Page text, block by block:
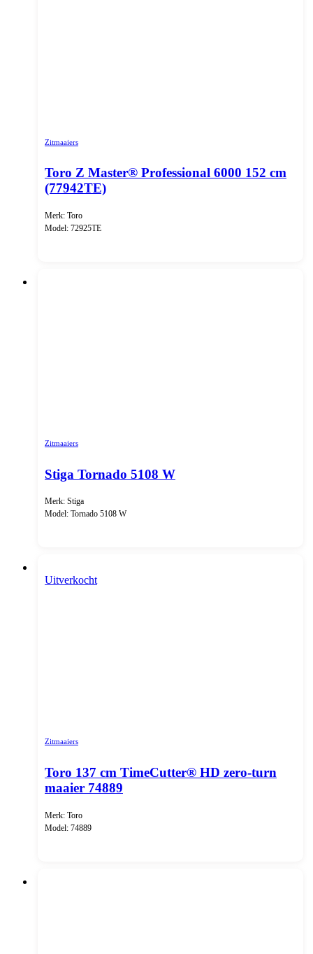
Zitmaaiers
Toro Z Master® Professional 6000 152 cm
(77942TE)
Merk: Toro
Model: 72925TE
Zitmaaiers
Stiga Tornado 5108 W
Merk: Stiga
Model: Tornado 5108 W
Uitverkocht
Zitmaaiers
Toro 137 cm TimeCutter® HD zero-turn
maaier 74889
Merk: Toro
Model: 74889